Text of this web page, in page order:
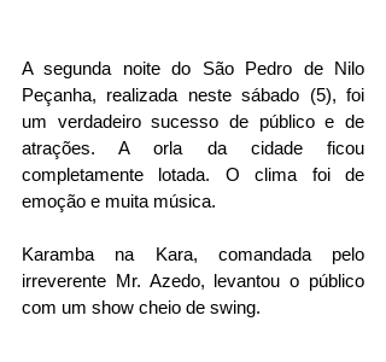
A segunda noite do São Pedro de Nilo
Peçanha, realizada neste sábado (5), foi
um verdadeiro sucesso de público e de
atrações. A orla da cidade ficou
completamente lotada. O clima foi de
emoção e muita música.
Karamba na Kara, comandada pelo
irreverente Mr. Azedo, levantou o público
com um show cheio de swing.